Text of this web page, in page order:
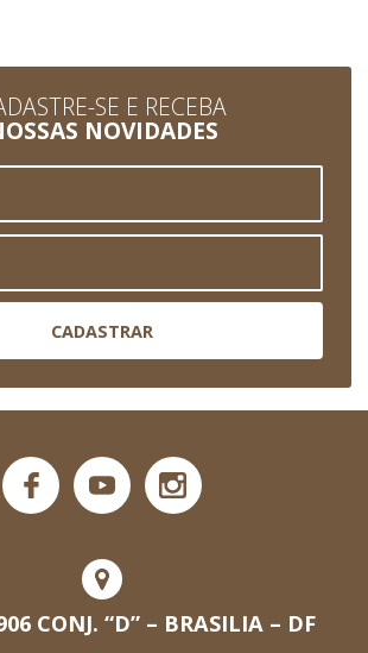
SE E RECEBA
NOVIDADES
CADASTRAR
CONJ. “D” – BRASILIA – DF